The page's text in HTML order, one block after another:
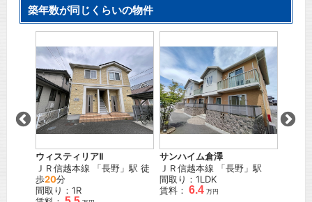
築年数が同じくらいの物件
ウィスティリアⅡ
ＪＲ信越本線 「長野 」駅 徒
歩20分
間取り：1R
サンハイム倉澤
ＪＲ信越本線 「長野 」駅
間取り：1LDK
賃料： 6.4 万円